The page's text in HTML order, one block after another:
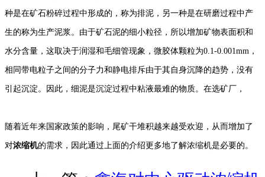
种是在矿石粉碎过程中形成的，称为排泥，另一种是在研磨过程中产
生的称为生产泥浆。由于矿石泥的细小粒径，所以增加矿物表面积和
水分含量，这取决于润湿和毛细管现象，微胶体颗粒为0.1-0.001mm，
相同带电粒子之间的分子力和静电排斥由于其自身沉降的趋势，没有
引起沉淀。因此，细泥是沉淀过程中粘液最难的物质。在选矿厂，
随着近年来国家政策的影响，尾矿干堆积越来越受欢迎，从而增加了
对浓缩机的需求，因此通过上面的介绍更多地了解浓缩机是必要的。